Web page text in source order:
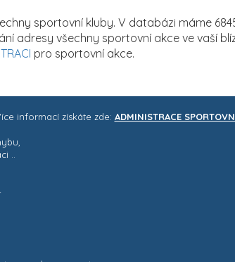
sportovní kluby. V databázi máme
adresy všechny sportovní akce ve vaší
pro sportovní akce.
informací získáte zde: ADMINISTRACE
..